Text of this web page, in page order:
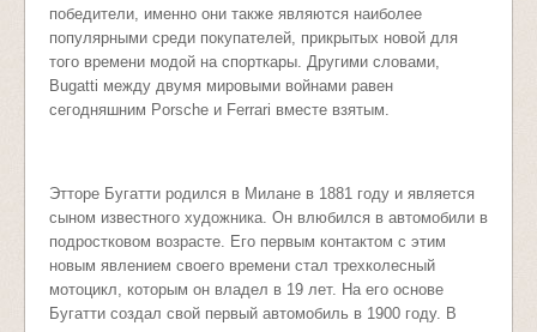
победители, именно они также являются наиболее
популярными среди покупателей, прикрытых новой для
того времени модой на спорткары. Другими словами,
Bugatti между двумя мировыми войнами равен
сегодняшним Porsche и Ferrari вместе взятым.
Этторе Бугатти родился в Милане в 1881 году и является
сыном известного художника. Он влюбился в автомобили в
подростковом возрасте. Его первым контактом с этим
новым явлением своего времени стал трехколесный
мотоцикл, которым он владел в 19 лет. На его основе
Бугатти создал свой первый автомобиль в 1900 году. В